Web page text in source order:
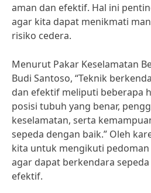
aman dan efektif. Hal ini
agar kita dapat menikmati
risiko cedera.
Menurut Pakar Keselamatan
Budi Santoso, “Teknik
dan efektif meliputi beberapa
posisi tubuh yang benar,
keselamatan, serta
sepeda dengan baik.” Oleh
kita untuk mengikuti
agar dapat berkendara
efektif.